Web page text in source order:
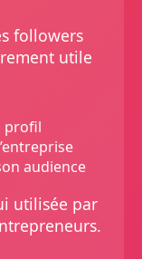
followers
utile
profil
audience
utilisée par